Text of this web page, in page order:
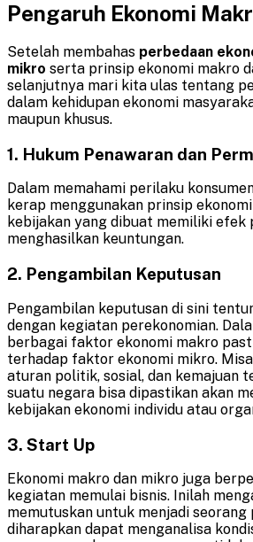
Pengaruh Ekonomi
Setelah membahas perbedaan
mikro serta prinsip ekonomi makro
selanjutnya mari kita ulas tentang
dalam kehidupan ekonomi
maupun khusus.
1. Hukum Penawaran dan
Dalam memahami perilaku
kerap menggunakan prinsip
kebijakan yang dibuat memiliki efek
menghasilkan keuntungan.
2. Pengambilan Keputusan
Pengambilan keputusan di sini
dengan kegiatan perekonomian.
berbagai faktor ekonomi makro
terhadap faktor ekonomi mikro.
aturan politik, sosial, dan kemajuan
suatu negara bisa dipastikan akan
kebijakan ekonomi individu atau
3. Start Up
Ekonomi makro dan mikro juga
kegiatan memulai bisnis. Inilah
memutuskan untuk menjadi seorang
diharapkan dapat menganalisa